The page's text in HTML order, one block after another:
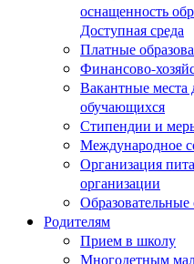
оснащенность
Доступная среда
Платные
Финансово-
Вакантные места
обучающихся
Стипендии и
Международное
Организация
организации
Родителям
Прием в школу
Многодетным